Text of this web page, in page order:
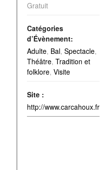
Gratuit
Catégories
d’Évènement:
Adulte, Bal, Spectacle,
Théâtre, Tradition et
folklore, Visite
Site :
http://www.carcahoux.fr